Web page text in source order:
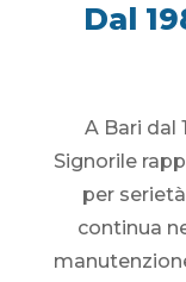
Dal
A Bari dal
Signorile
per
continua